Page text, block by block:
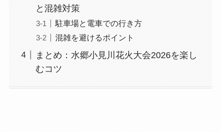
と混雑対策
駐車場と電車での行き方
混雑を避けるポイント
まとめ：水郷小見川花火大会2026を楽し
むコツ